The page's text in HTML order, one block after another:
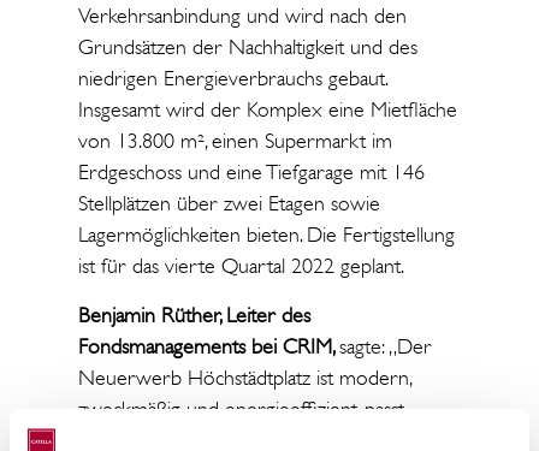
Verkehrsanbindung und wird nach den
Grundsätzen der Nachhaltigkeit und des
niedrigen Energieverbrauchs gebaut.
Insgesamt wird der Komplex eine Mietfläche
von 13.800 m², einen Supermarkt im
Erdgeschoss und eine Tiefgarage mit 146
Stellplätzen über zwei Etagen sowie
Lagermöglichkeiten bieten. Die Fertigstellung
ist für das vierte Quartal 2022 geplant.
Benjamin Rüther, Leiter des
Fondsmanagements bei CRIM,sagte: „Der
Neuerwerb Höchstädtplatz ist modern,
zweckmäßig und energieeffizient, passt